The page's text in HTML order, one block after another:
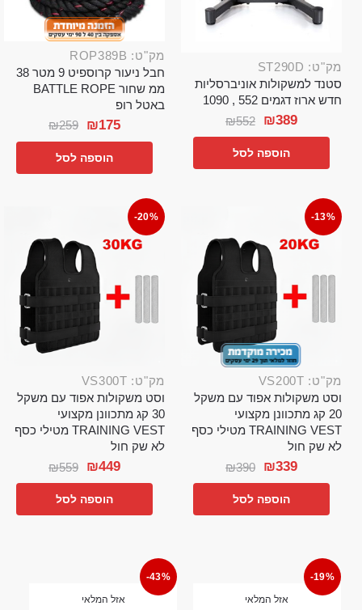
מק"ט: ST290D
סטנד למשקולות אוניברסליות
חדש ארוז דגמים 552 , 1090
₪552 ₪389
הוספה לסל
מק"ט: ROP389B
חבל ניעור קרוספיט 9 מטר 38
ממ שחור BATTLE ROPE
באטל רופ
₪259 ₪175
הוספה לסל
-13%
מק"ט: VS200T
וסט משקולות אפוד עם משקל
20 קג מתכוונן מקצועי
TRAINING VEST מטילי כסף
לא שק חול
₪390 ₪339
הוספה לסל
-20%
מק"ט: VS300T
וסט משקולות אפוד עם משקל
30 קג מתכוונן מקצועי
TRAINING VEST מטילי כסף
לא שק חול
₪559 ₪449
הוספה לסל
-19%
אזל המלאי
-43%
אזל המלאי